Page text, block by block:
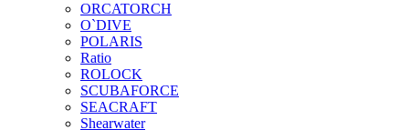
ORCATORCH
O`DIVE
POLARIS
Ratio
ROLOCK
SCUBAFORCE
SEACRAFT
Shearwater